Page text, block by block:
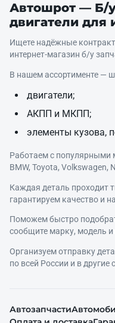
Автошрот — Б/у
двигатели для
Ищете надёжные
интернет‑магазин б/у
В нашем ассортименте —
двигатели;
АКПП и МКПП;
элементы кузова,
Работаем с популярными
BMW, Toyota, Volkswagen,
Каждая деталь проходит
гарантируем качество и
Поможем быстро
сообщите марку, модель
Организуем отправку
по всей России и в другие
Автозапчасти